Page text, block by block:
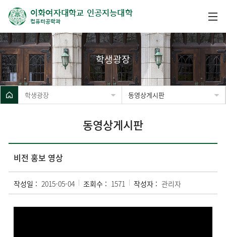
이화여자대학교 인공지능대학
컴퓨터공학과
학생광장
학생광장 동영상게시판
동영상게시판
비전 홍보 영상
작성일 : 2015-05-04 조회수 : 1571 작성자 : 관리자